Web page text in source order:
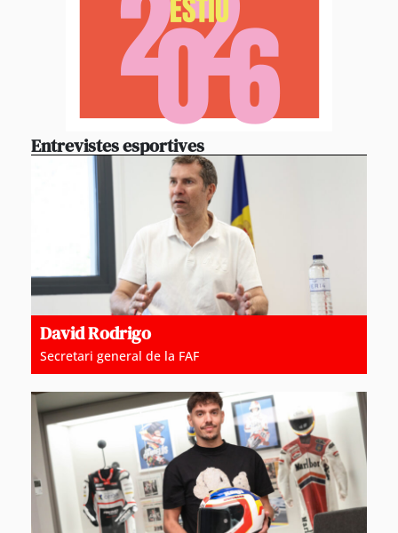
Entrevistes esportives
David Rodrigo
Secretari general de la FAF